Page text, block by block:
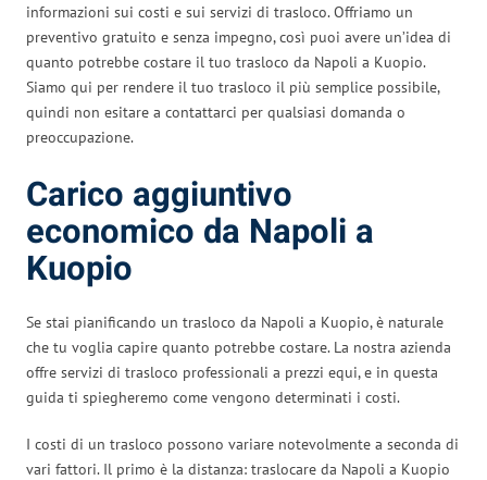
informazioni sui costi e sui servizi di trasloco. Offriamo un
preventivo gratuito e senza impegno, così puoi avere un’idea di
quanto potrebbe costare il tuo trasloco da Napoli a Kuopio.
Siamo qui per rendere il tuo trasloco il più semplice possibile,
quindi non esitare a contattarci per qualsiasi domanda o
preoccupazione.
Carico aggiuntivo
economico da Napoli a
Kuopio
Se stai pianificando un trasloco da Napoli a Kuopio, è naturale
che tu voglia capire quanto potrebbe costare. La nostra azienda
offre servizi di trasloco professionali a prezzi equi, e in questa
guida ti spiegheremo come vengono determinati i costi.
I costi di un trasloco possono variare notevolmente a seconda di
vari fattori. Il primo è la distanza: traslocare da Napoli a Kuopio